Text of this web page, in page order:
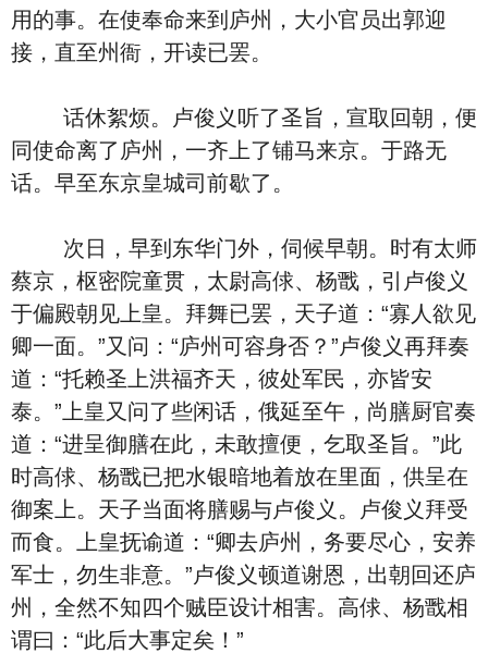
用的事。在使奉命来到庐州，大小官员出郭迎
接，直至州衙，开读已罢。
话休絮烦。卢俊义听了圣旨，宣取回朝，便
同使命离了庐州，一齐上了铺马来京。于路无
话。早至东京皇城司前歇了。
次日，早到东华门外，伺候早朝。时有太师
蔡京，枢密院童贯，太尉高俅、杨戬，引卢俊义
于偏殿朝见上皇。拜舞已罢，天子道：“寡人欲见
卿一面。”又问：“庐州可容身否？”卢俊义再拜奏
道：“托赖圣上洪福齐天，彼处军民，亦皆安
泰。”上皇又问了些闲话，俄延至午，尚膳厨官奏
道：“进呈御膳在此，未敢擅便，乞取圣旨。”此
时高俅、杨戬已把水银暗地着放在里面，供呈在
御案上。天子当面将膳赐与卢俊义。卢俊义拜受
而食。上皇抚谕道：“卿去庐州，务要尽心，安养
军士，勿生非意。”卢俊义顿道谢恩，出朝回还庐
州，全然不知四个贼臣设计相害。高俅、杨戬相
谓曰：“此后大事定矣！”